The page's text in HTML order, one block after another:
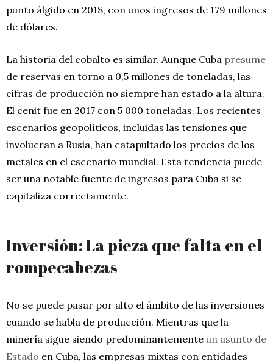
punto álgido en 2018, con unos ingresos de 179 millones
de dólares.
La historia del cobalto es similar. Aunque Cuba presume
de reservas en torno a 0,5 millones de toneladas, las
cifras de producción no siempre han estado a la altura.
El cenit fue en 2017 con 5 000 toneladas. Los recientes
escenarios geopolíticos, incluidas las tensiones que
involucran a Rusia, han catapultado los precios de los
metales en el escenario mundial. Esta tendencia puede
ser una notable fuente de ingresos para Cuba si se
capitaliza correctamente.
Inversión: La pieza que falta en el
rompecabezas
No se puede pasar por alto el ámbito de las inversiones
cuando se habla de producción. Mientras que la
minería sigue siendo predominantemente un asunto de
Estado en Cuba, las empresas mixtas con entidades